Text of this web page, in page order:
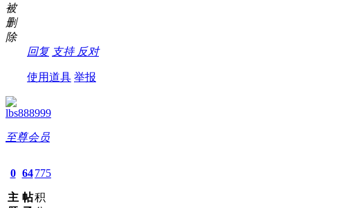
被
删
除
回复 支持 反对
使用道具 举报
lbs888999
至尊会员
0
主
64
帖
775
积